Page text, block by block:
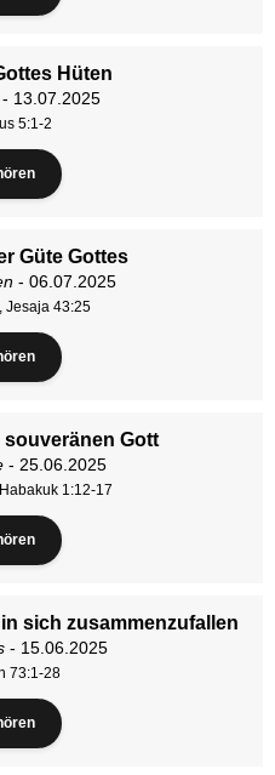
Hüten
13.07.2025
5:1-2
Güte Gottes
- 06.07.2025
Jesaja 43:25
souveränen Gott
- 25.06.2025
1:12-17
sich zusammenzufallen
- 15.06.2025
73:1-28